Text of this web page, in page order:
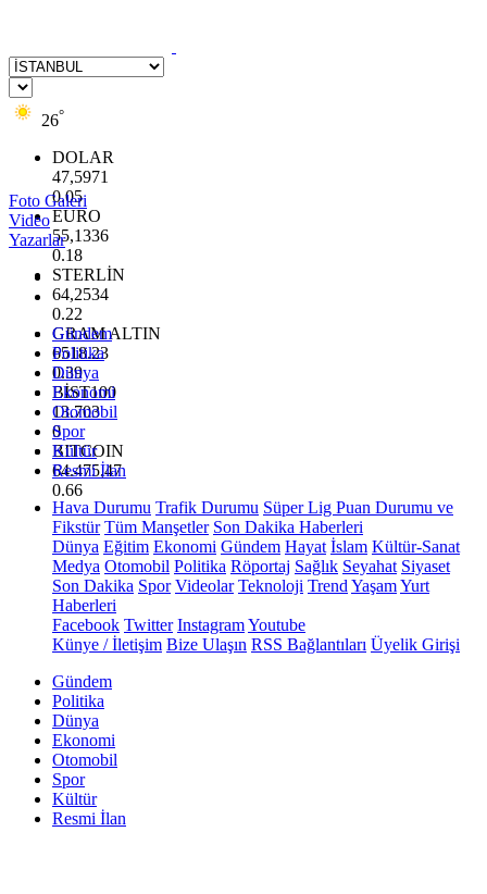
26°
DOLAR
47,5971
0.05
EURO
55,1336
0.18
STERLİN
64,2534
0.22
GRAM ALTIN
6518.23
0.39
BİST100
13.703
0
BITCOIN
64.475,47
0.66
Foto Galeri
Video
Yazarlar
Gündem
Politika
Dünya
Ekonomi
Otomobil
Spor
Kültür
Resmi İlan
Hava Durumu Trafik Durumu Süper Lig Puan Durumu ve
Fikstür Tüm Manşetler Son Dakika Haberleri
Dünya Eğitim Ekonomi Gündem Hayat İslam Kültür-Sanat
Medya Otomobil Politika Röportaj Sağlık Seyahat Siyaset
Son Dakika Spor Videolar Teknoloji Trend YaşamYurt
Haberleri
Facebook Twitter InstagramYoutube
Künye / İletişim Bize Ulaşın RSS Bağlantıları Üyelik Girişi
Gündem
Politika
Dünya
Ekonomi
Otomobil
Spor
Kültür
Resmi İlan